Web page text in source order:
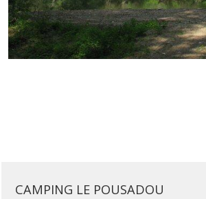
CAMPING LE POUSADOU